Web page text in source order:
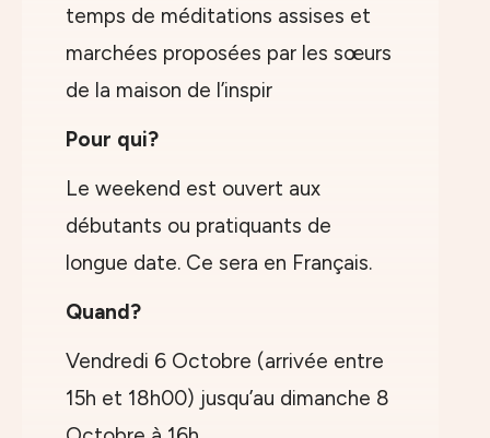
temps de méditations assises et
marchées proposées par les sœurs
de la maison de l’inspir
Pour qui?
Le weekend est ouvert aux
débutants ou pratiquants de
longue date. Ce sera en Français.
Quand?
Vendredi 6 Octobre (arrivée entre
15h et 18h00) jusqu’au dimanche 8